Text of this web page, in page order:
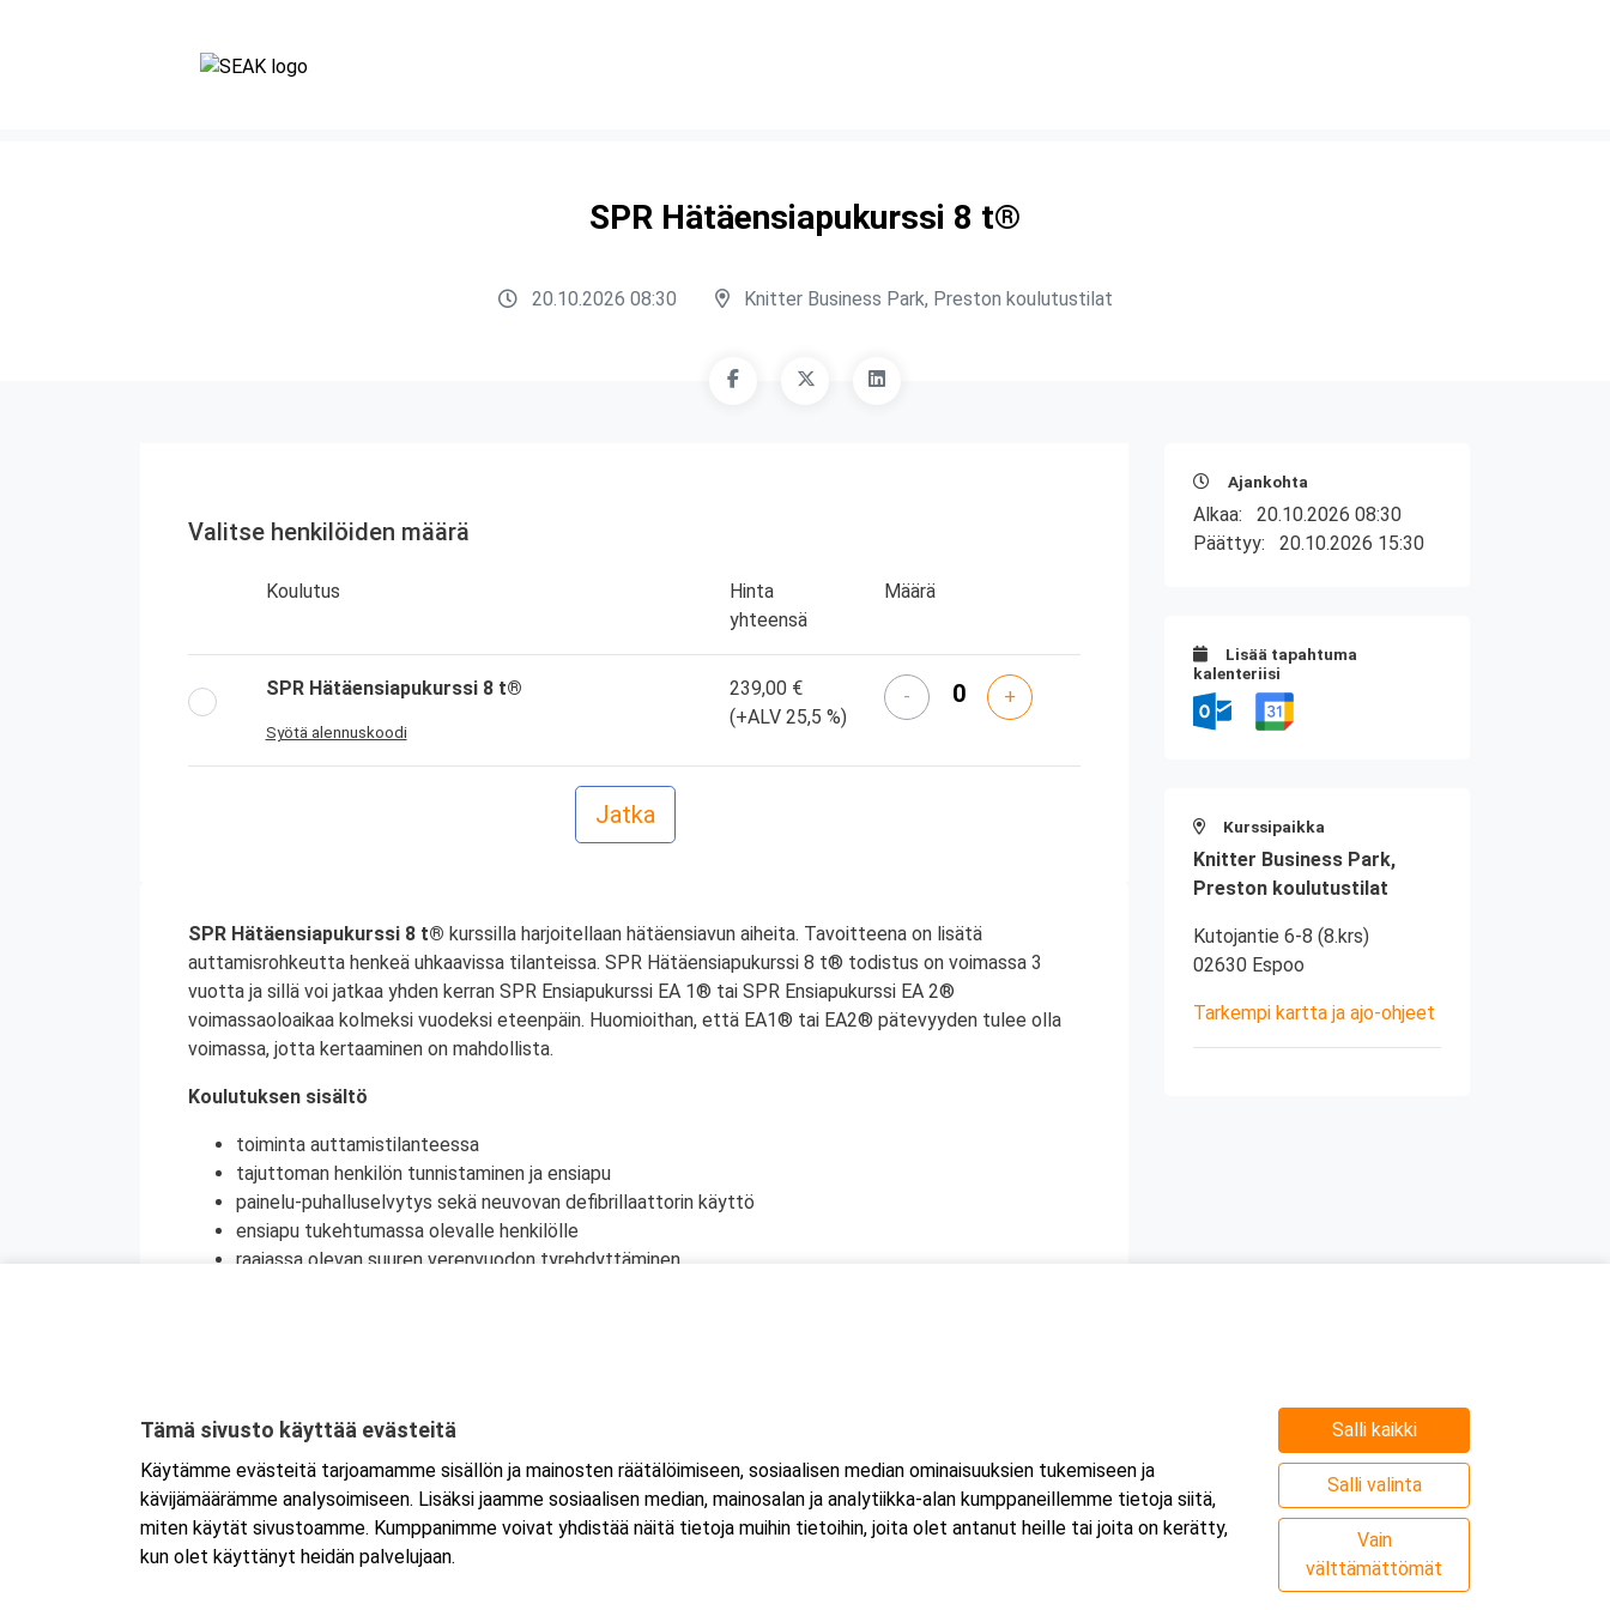
SPR Hätäensiapukurssi 8 t®
20.10.2026 08:30 Knitter Business Park, Preston koulutustilat
Valitse henkilöiden määrä
Koulutus
Hinta
yhteensä
Määrä
SPR Hätäensiapukurssi 8 t®
Syötä alennuskoodi
239,00 €
(+ALV 25,5 %)
- +
SPR Hätäensiapukurssi 8 t® kurssilla harjoitellaan hätäensiavun aiheita. Tavoitteena on lisätä
auttamisrohkeutta henkeä uhkaavissa tilanteissa. SPR Hätäensiapukurssi 8 t® todistus on voimassa 3
vuotta ja sillä voi jatkaa yhden kerran SPR Ensiapukurssi EA 1® tai SPR Ensiapukurssi EA 2®
voimassaoloaikaa kolmeksi vuodeksi eteenpäin. Huomioithan, että EA1® tai EA2® pätevyyden tulee olla
voimassa, jotta kertaaminen on mahdollista.
Koulutuksen sisältö
toiminta auttamistilanteessa
tajuttoman henkilön tunnistaminen ja ensiapu
painelu-puhalluselvytys sekä neuvovan defibrillaattorin käyttö
ensiapu tukehtumassa olevalle henkilölle
raajassa olevan suuren verenvuodon tyrehdyttäminen
henkinen ensiapu
Koulutuksesta on myös mahdollisuus saada yksi (1) kuorma- ja linja-auton kuljettajien ammattipätevyyden
jatkokoulutuspäivä (vain 1 merkintä/vrk).
Ajankohta
Alkaa: 20.10.2026 08:30
Päättyy: 20.10.2026 15:30
Lisää tapahtuma
kalenteriisi
Kurssipaikka
Knitter Business Park,
Preston koulutustilat
Kutojantie 6-8 (8.krs)
02630 Espoo
Tarkempi kartta ja ajo-ohjeet
Tämä sivusto käyttää evästeitä
Käytämme evästeitä tarjoamamme sisällön ja mainosten räätälöimiseen, sosiaalisen median ominaisuuksien tukemiseen ja
kävijämäärämme analysoimiseen. Lisäksi jaamme sosiaalisen median, mainosalan ja analytiikka-alan kumppaneillemme tietoja siitä,
miten käytät sivustoamme. Kumppanimme voivat yhdistää näitä tietoja muihin tietoihin, joita olet antanut heille tai joita on kerätty,
kun olet käyttänyt heidän palvelujaan.
Salli kaikki
Salli valinta
Vain
välttämättömät